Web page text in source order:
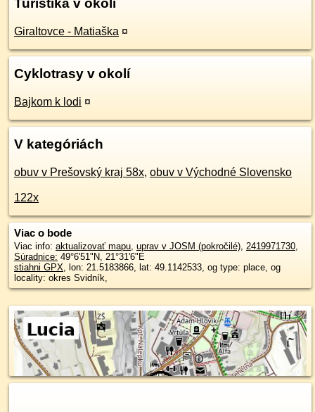
Turistika v okolí
Giraltovce - Matiaška ¤
Cyklotrasy v okolí
Bajkom k lodi ¤
V kategóriách
obuv v Prešovský kraj 58x, obuv v Východné Slovensko
122x
Viac o bode
Viac info: aktualizovať mapu, uprav v JOSM (pokročilé), 2419971730,
Súradnice: 49°6'51"N, 21°31'6"E
stiahni GPX, lon: 21.5183866, lat: 49.1142533, og type: place, og
locality: okres Svidník,